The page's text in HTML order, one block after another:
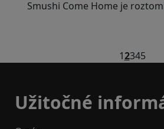
Smushi Come Home je
12345
Užitočné